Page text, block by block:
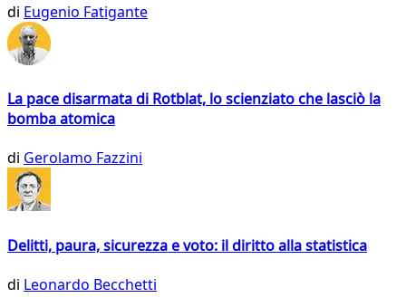
di Eugenio Fatigante
La pace disarmata di Rotblat, lo scienziato che lasciò la
bomba atomica
di Gerolamo Fazzini
Delitti, paura, sicurezza e voto: il diritto alla statistica
di Leonardo Becchetti